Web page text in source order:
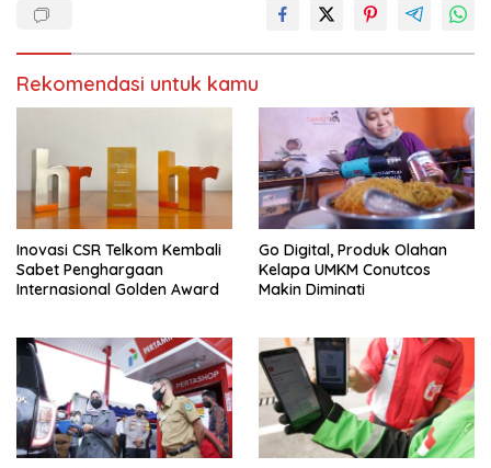
Rekomendasi untuk kamu
Inovasi CSR Telkom Kembali
Sabet Penghargaan
Internasional Golden Award
Go Digital, Produk Olahan
Kelapa UMKM Conutcos
Makin Diminati